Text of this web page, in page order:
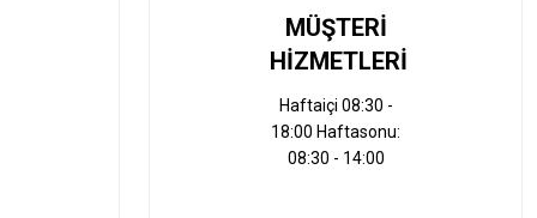
MÜŞTERİ
HİZMETLERİ
Haftaiçi 08:30 -
18:00 Haftasonu:
08:30 - 14:00